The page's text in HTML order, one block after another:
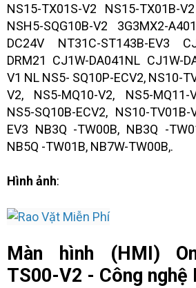
NS15-TX01S-V2 NS15-TX01B-
NSH5-SQG10B-V2 3G3MX2-
DC24V NT31C-ST143B-EV3
DRM21 CJ1W-DA041NL CJ1W-
V1 NL NS5- SQ10P-ECV2, NS10-
V2, NS5-MQ10-V2, NS5-MQ11-
NS5-SQ10B-ECV2, NS10-
EV3 NB3Q -TW00B, NB3Q -
NB5Q -TW01B, NB7W-TW00B,.
Hình ảnh:
Màn hình (HMI)
TS00-V2 - Công nghệ